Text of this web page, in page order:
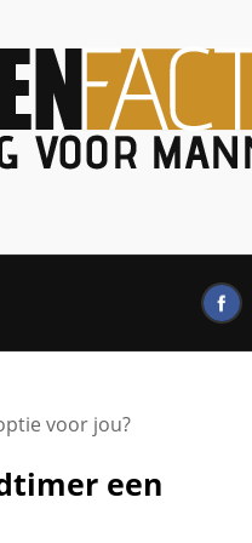
voor jou?
een